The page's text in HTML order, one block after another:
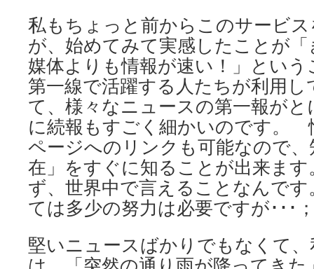
私もちょっと前からこのサービ
が、始めてみて実感したことが
媒体よりも情報が速い！」とい
第一線で活躍する人たちが利用
て、様々なニュースの第一報が
に続報もすごく細かいのです。
ページへのリンクも可能なので
在」をすぐに知ることが出来ま
ず、世界中で言えることなんで
ては多少の努力は必要ですが･･･
堅いニュースばかりでもなくて